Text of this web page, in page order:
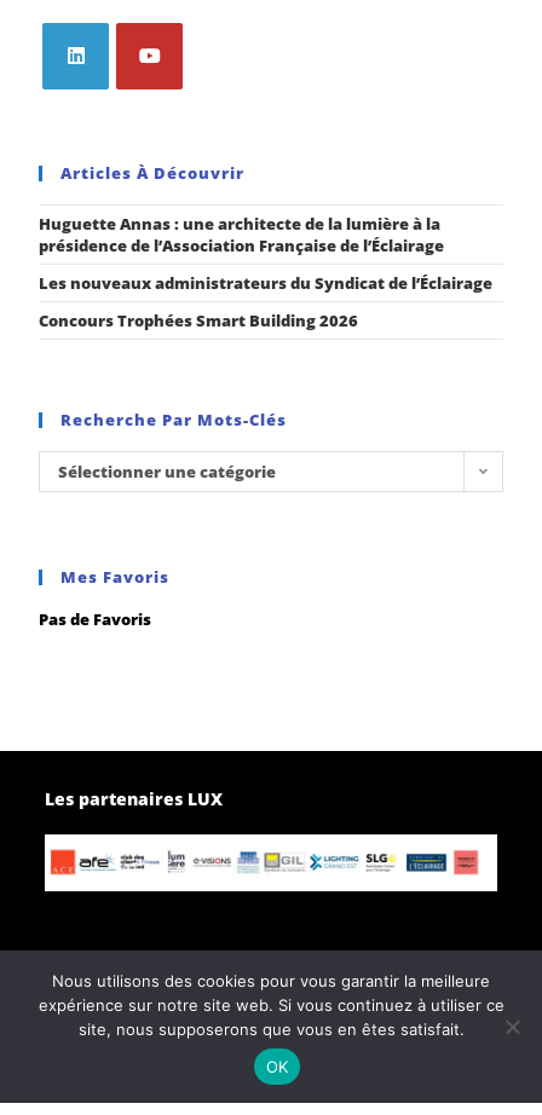
Articles À Découvrir
Huguette Annas : une architecte de la lumière à la
présidence de l’Association Française de l’Éclairage
Les nouveaux administrateurs du Syndicat de l’Éclairage
Concours Trophées Smart Building 2026
Recherche Par Mots-Clés
Sélectionner une catégorie
Mes Favoris
Pas de Favoris
Les partenaires LUX
Page d’accueil
Contactez-nous
Politique de confidentialité
Conditions générales de vente
Nous utilisons des cookies pour vous garantir la meilleure
expérience sur notre site web. Si vous continuez à utiliser ce
site, nous supposerons que vous en êtes satisfait.
OK